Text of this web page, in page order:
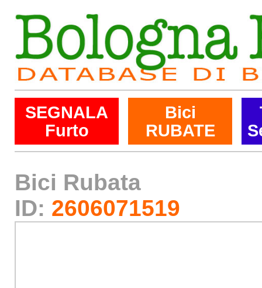
SEGNALA
Furto
Bici
RUBATE
Bici Rubata
ID: 2606071519